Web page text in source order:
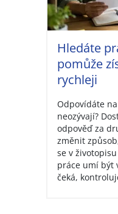
Hledáte
pomůže
rychleji
Odpovídáte
neozývají?
odpověď za
změnit
se v
práce umí být
čeká,